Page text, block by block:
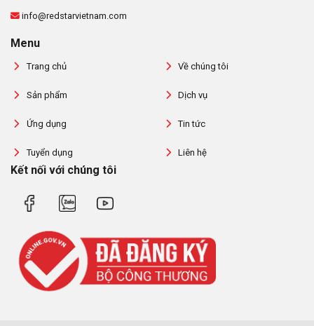
info@redstarvietnam.com
Menu
Trang chủ Về chúng tôi
Sản phẩm Dịch vụ
Ứng dụng Tin tức
Tuyển dụng Liên hệ
Kết nối với chúng tôi